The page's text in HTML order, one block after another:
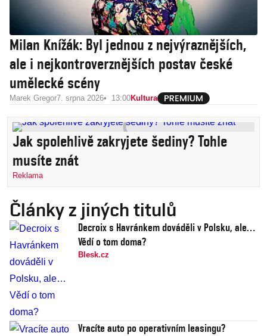
Milan Knížák: Byl jednou z nejvýraznějších,
ale i nejkontroverznějších postav české
umělecké scény
Marek Gregor7. srpna 2026 13:00Kultura
Jak spolehlivě zakryjete šediny? Tohle
musíte znát
Reklama
Články z jiných titulů
Decroix s Havránkem dováděli v Polsku, ale…
Vědí o tom doma?
Blesk.cz
Vracíte auto po operativním leasingu?